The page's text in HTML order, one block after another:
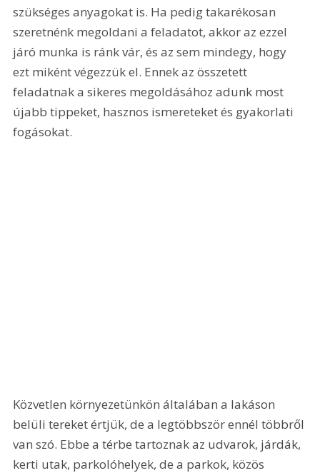
szükséges anyagokat is. Ha pedig takarékosan
szeretnénk megoldani a feladatot, akkor az ezzel
járó munka is ránk vár, és az sem mindegy, hogy
ezt miként végezzük el. Ennek az összetett
feladatnak a sikeres megoldásához adunk most
újabb tippeket, hasznos ismereteket és gyakorlati
fogásokat.
Közvetlen környezetünkön általában a lakáson
belüli tereket értjük, de a legtöbbször ennél többről
van szó. Ebbe a térbe tartoznak az udvarok, járdák,
kerti utak, parkolóhelyek, de a parkok, közös